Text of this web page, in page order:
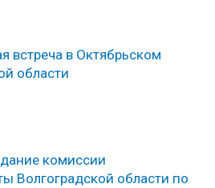
встреча в Октябрьском
области
комиссии
Волгоградской области по